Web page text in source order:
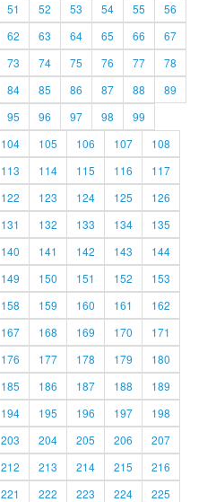
51 52 53 54 55
56
62 63 64 65 66
67
73 74 75 76 77
78
84 85 86 87 88
89
95 96 97 98
99
104 105 106 107
108
113 114 115 116
117
122 123 124 125
126
131 132 133 134
135
140 141 142 143
144
149 150 151 152
153
158 159 160 161
162
167 168 169 170
171
176 177 178 179
180
185 186 187 188
189
194 195 196 197
198
203 204 205 206
207
212 213 214 215
216
221 222 223 224
225